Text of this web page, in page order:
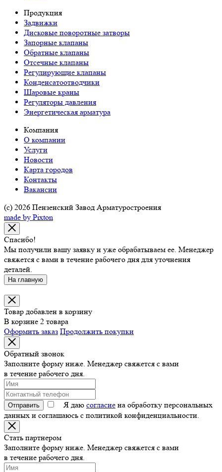
Продукция
Задвижки
Дисковые поворотные затворы
Запорные клапаны
Обратные клапаны
Отсечные клапаны
Регулирующие клапаны
Конденсатоотводчики
Шаровые краны
Регуляторы давления
Энергетическая арматура
Компания
О компании
Услуги
Новости
Карта городов
Контакты
Вакансии
(c) 2026 Пензенский Завод Арматуростроения
made by Pixton
Спасибо!
Мы получили вашу заявку и уже обрабатываем ее. Менеджер
свяжется с вами в течение рабочего дня для уточнения
деталей.
На главную
Товар добавлен в корзину
В корзине 2 товара
Оформить заказ Продолжить покупки
Обратный звонок
Заполните форму ниже. Менеджер свяжется с вами
в течение рабочего дня.
Отправить Я даю согласие на обработку персональных
данных и соглашаюсь с политикой конфиденциальности.
Стать партнером
Заполните форму ниже. Менеджер свяжется с вами
в течение рабочего дня.